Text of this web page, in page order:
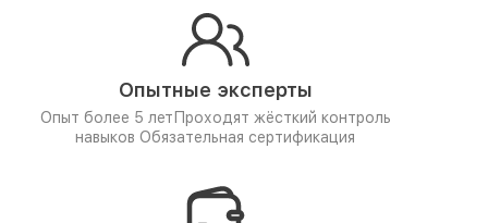
Опытные эксперты
Опыт более 5 лет Проходят жёсткий контроль
навыков Обязательная сертификация